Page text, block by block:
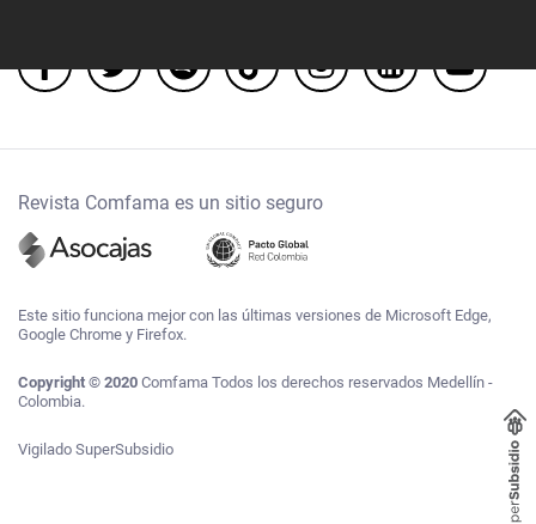
Revista Comfama es un sitio seguro
Este sitio funciona mejor con las últimas versiones de Microsoft Edge,
Google Chrome y Firefox.
Copyright © 2020 Comfama Todos los derechos reservados Medellín -
Colombia.
Vigilado SuperSubsidio